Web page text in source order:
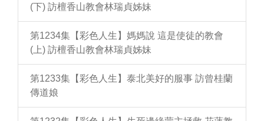
(下) 訪檀香山教會林瑞貞姊妹
第1234集【彩色人生】媽媽說 這是使徒的教會
(上) 訪檀香山教會林瑞貞姊妹
第1233集【彩色人生】泰北美好的服事 訪曾桂蘭
傳道娘